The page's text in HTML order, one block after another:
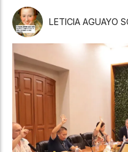
LETICIA AGUAYO